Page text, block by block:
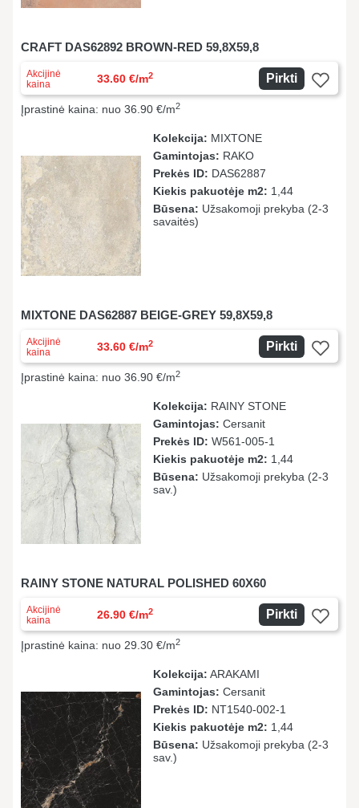
CRAFT DAS62892 BROWN-RED 59,8X59,8
Akcijinė
kaina
33.60 €/m2 Pirkti
Įprastinė kaina: nuo 36.90 €/m2
Kolekcija: MIXTONE
Gamintojas: RAKO
Prekės ID: DAS62887
Kiekis pakuotėje m2: 1,44
Būsena: Užsakomoji prekyba (2-3
savaitės)
MIXTONE DAS62887 BEIGE-GREY 59,8X59,8
Akcijinė
kaina
33.60 €/m2 Pirkti
Įprastinė kaina: nuo 36.90 €/m2
Kolekcija: RAINY STONE
Gamintojas: Cersanit
Prekės ID: W561-005-1
Kiekis pakuotėje m2: 1,44
Būsena: Užsakomoji prekyba (2-3
sav.)
RAINY STONE NATURAL POLISHED 60X60
Akcijinė
kaina
26.90 €/m2 Pirkti
Įprastinė kaina: nuo 29.30 €/m2
Kolekcija: ARAKAMI
Gamintojas: Cersanit
Prekės ID: NT1540-002-1
Kiekis pakuotėje m2: 1,44
Būsena: Užsakomoji prekyba (2-3
sav.)